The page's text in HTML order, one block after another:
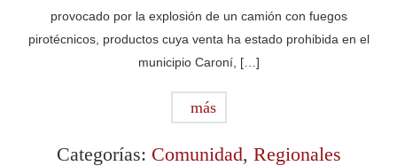
provocado por la explosión de un camión con fuegos
pirotécnicos, productos cuya venta ha estado prohibida en el
municipio Caroní, […]
más
Categorías: Comunidad, Regionales